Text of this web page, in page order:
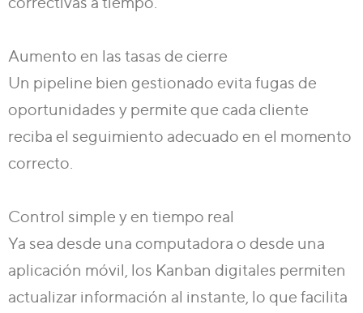
Aumento en las tasas de cierre
Un pipeline bien gestionado evita fugas de
oportunidades y permite que cada cliente
reciba el seguimiento adecuado en el momento
correcto.
Control simple y en tiempo real
Ya sea desde una computadora o desde una
aplicación móvil, los Kanban digitales permiten
actualizar información al instante, lo que facilita